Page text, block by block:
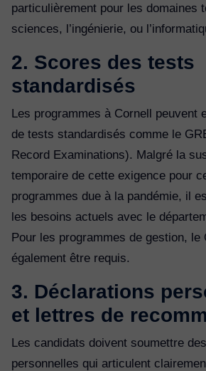
particulièrement pour les domaines
sciences, l’ingénierie, ou
2. Scores des tests
standardisés
Les programmes à Cornell peuvent
de tests standardisés comme le
Record Examinations). Malgré la
temporaire de cette exigence pour
programmes due à la pandémie, il
les besoins actuels avec le
Pour les programmes de gestion, le
également être requis.
3. Déclarations
et lettres de
Les candidats doivent soumettre
personnelles qui articulent